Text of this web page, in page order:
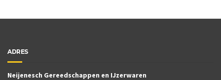
ADRES
Neijenesch Gereedschappen en IJzerwaren